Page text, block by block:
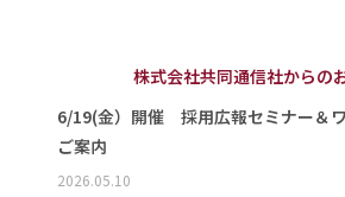
株式会社共同通信社からの
6/19(金）開催 採用広報セミナー＆
ご案内
2026.05.10